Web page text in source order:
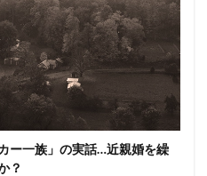
ー一族」の実話…近親婚を繰
？